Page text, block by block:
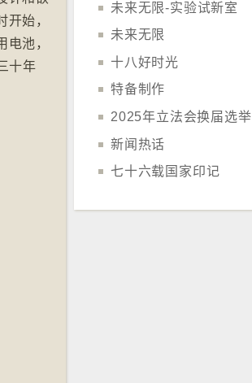
始，
池，
十年
未来无限-实验试新室
未来无限
十八好时光
特备制作
2025年立法会换届选举
新闻热话
七十六载国家印记